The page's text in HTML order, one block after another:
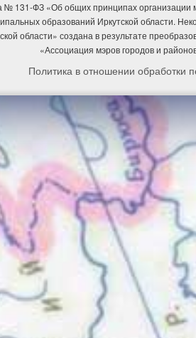
№ 131-ФЗ «Об общих принципах организации
образований Иркутской области.
области» создана в результате
«Ассоциация мэров городов и
Политика в отношении обработки